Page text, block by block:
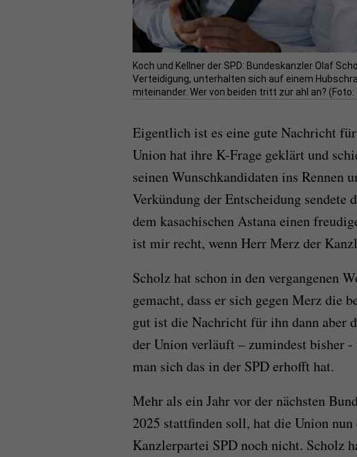
Koch und Kellner der SPD: Bundeskanzler Olaf
Verteidigung, unterhalten sich auf einem
miteinander. Wer von beiden tritt zur ahl an? (Foto:
Eigentlich ist es eine gute Nachricht
Union hat ihre K-Frage geklärt und
seinen Wunschkandidaten ins Rennen
Verkündung der Entscheidung sendete
dem kasachischen Astana einen
ist mir recht, wenn Herr Merz der
Scholz hat schon in den vergangenen
gemacht, dass er sich gegen Merz die
gut ist die Nachricht für ihn dann aber
der Union verläuft – zumindest bisher
man sich das in der SPD erhofft hat.
Mehr als ein Jahr vor der nächsten
2025 stattfinden soll, hat die Union
Kanzlerpartei SPD noch nicht. Scholz